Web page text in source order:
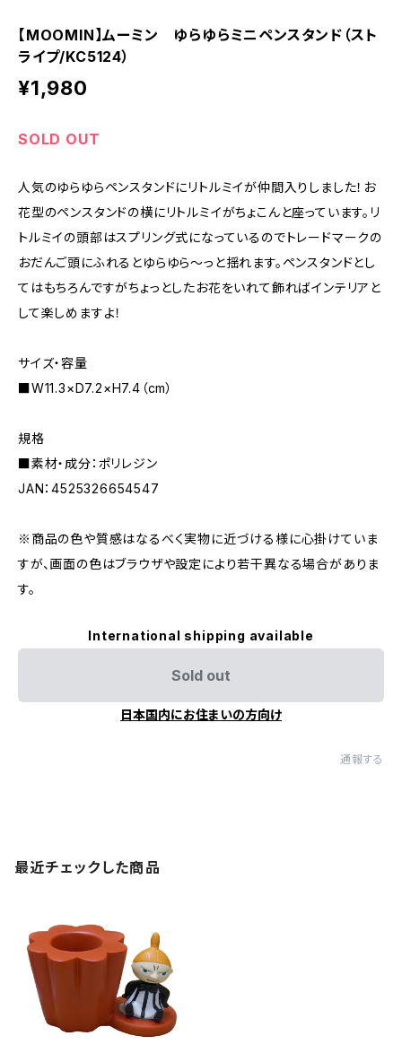
【MOOMIN】ムーミン ゆらゆらミニペンスタンド（スト
ライプ/KC5124）
¥1,980
SOLD OUT
人気のゆらゆらペンスタンドにリトルミイが仲間入りしました！お
花型のペンスタンドの横にリトルミイがちょこんと座っています。リ
トルミイの頭部はスプリング式になっているのでトレードマークの
おだんご頭にふれるとゆらゆら～っと揺れます。ペンスタンドとし
てはもちろんですがちょっとしたお花をいれて飾ればインテリアと
して楽しめますよ！
サイズ・容量
■W11.3×D7.2×H7.4（cm）
規格
■素材・成分：ポリレジン
JAN：4525326654547
※商品の色や質感はなるべく実物に近づける様に心掛けていま
すが、画面の色はブラウザや設定により若干異なる場合がありま
す。
International shipping available
Sold out
日本国内にお住まいの方向け
通報する
最近チェックした商品